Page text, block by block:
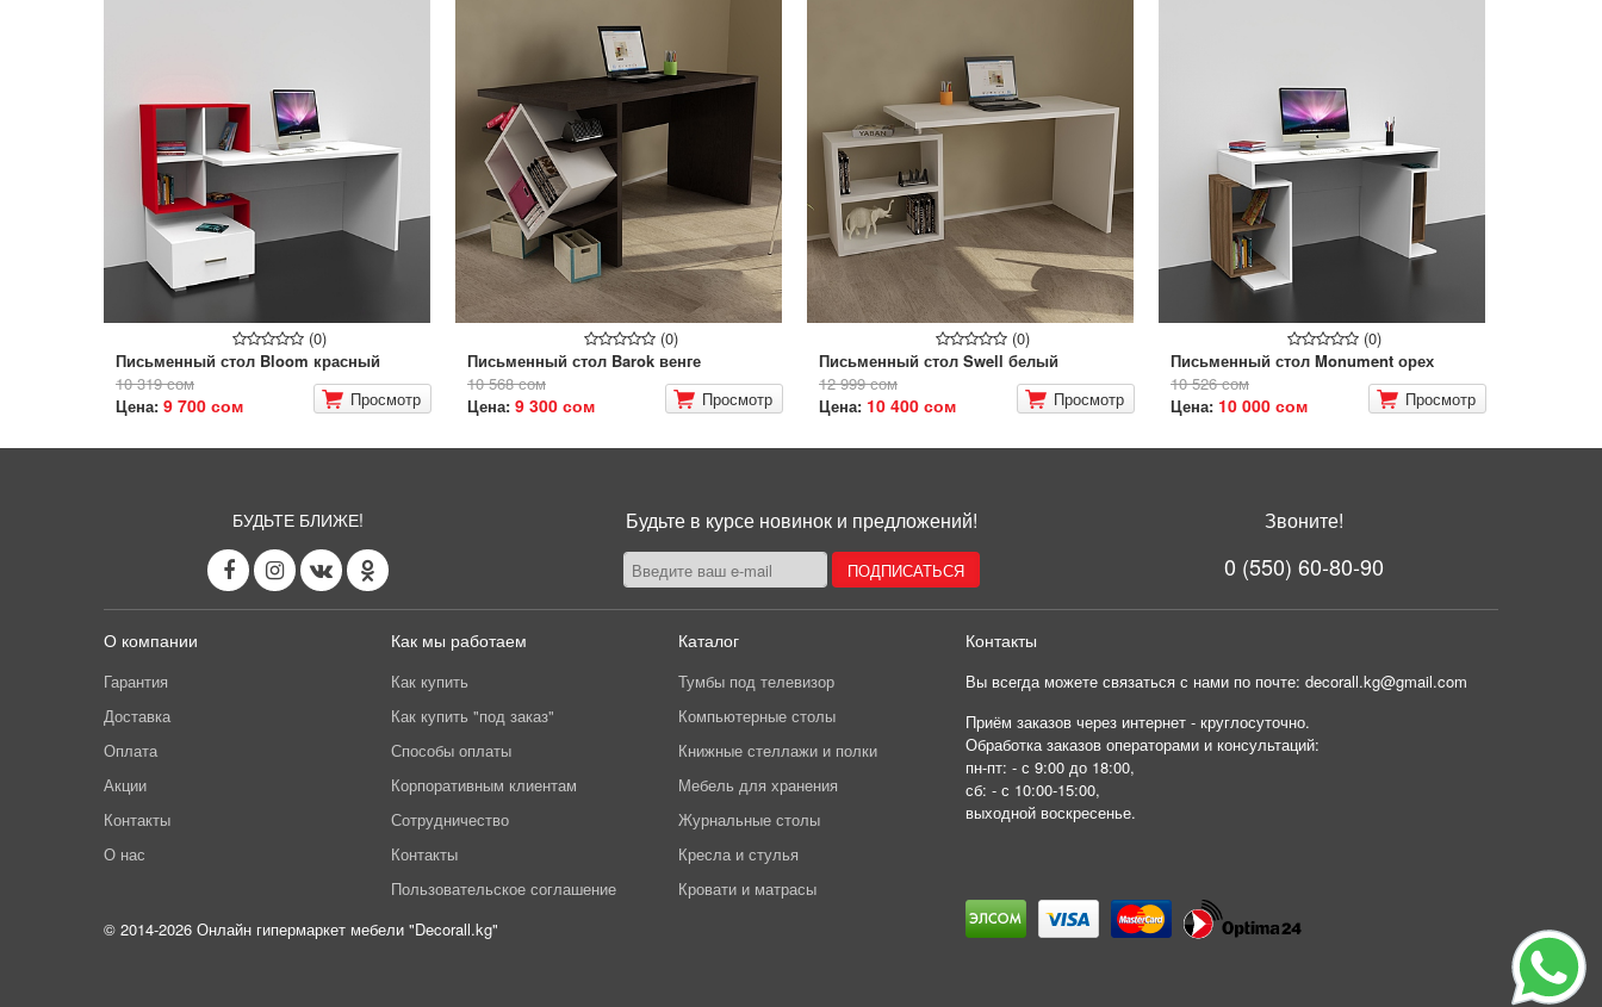
(0)
Письменный стол Bloom красный
10 319 сом
Цена: 9 700 сом Просмотр
(0)
Письменный стол Barok венге
10 568 сом
Цена: 9 300 сом Просмотр
(0)
Письменный стол Swell белый
12 999 сом
Цена: 10 400 сом Просмотр
(0)
Письменный стол Monument орех
10 526 сом
Цена: 10 000 сом Просмотр
БУДЬТЕ БЛИЖЕ! Будьте в курсе новинок и предложений! Звоните!
0 (550) 60-80-90
О компании
Гарантия
Доставка
Оплата
Акции
Контакты
О нас
Как мы работаем
Как купить
Как купить "под заказ"
Способы оплаты
Корпоративным клиентам
Сотрудничество
Контакты
Пользовательское соглашение
Каталог
Тумбы под телевизор
Компьютерные столы
Книжные стеллажи и полки
Мебель для хранения
Журнальные столы
Кресла и стулья
Кровати и матрасы
Контакты
Вы всегда можете связаться с нами по почте: decorall.kg@gmail.com
Приём заказов через интернет - круглосуточно.
Обработка заказов операторами и консультаций:
пн-пт: - с 9:00 до 18:00,
сб: - с 10:00-15:00,
выходной воскресенье.
© 2014-2026 Онлайн гипермаркет мебели "Decorall.kg"